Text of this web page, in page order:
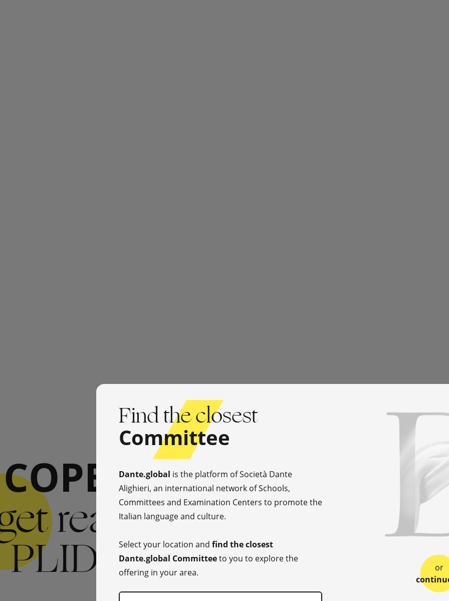
Meet your
Find the closest
Committee
Dante.global is the platform of Società Dante
Alighieri, an international network of Schools,
Committees and Examination Centers to promote the
Italian language and culture.
Select your location and find the closest
Dante.global Committeeto you to explore the
offering in your area.
or